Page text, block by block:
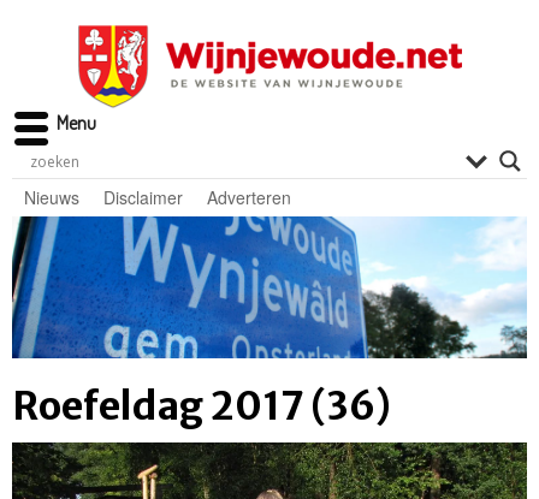
Nieuws Disclaimer Adverteren
Roefeldag 2017 (36)
Menu